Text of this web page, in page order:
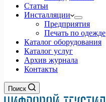
Статьи
Инсталляции
Предприятия
Печать по одежде
Каталог оборудования
Каталог услуг
Архив журнала
Контакты
Поиск